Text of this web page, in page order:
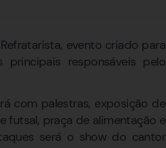
evento criado para
responsáveis pelo
com palestras, exposição de
futsal, praça de alimentação e
será o show do cantor